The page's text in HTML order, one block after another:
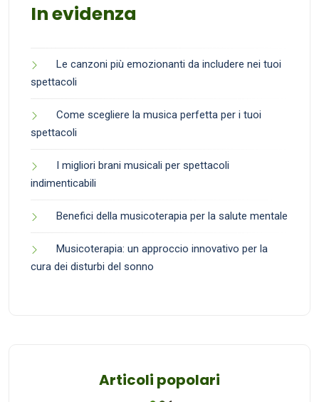
In evidenza
Le canzoni più emozionanti da includere nei tuoi
spettacoli
Come scegliere la musica perfetta per i tuoi
spettacoli
I migliori brani musicali per spettacoli
indimenticabili
Benefici della musicoterapia per la salute mentale
Musicoterapia: un approccio innovativo per la
cura dei disturbi del sonno
Articoli popolari